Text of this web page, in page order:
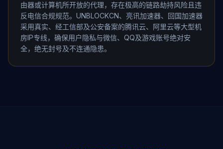
由器或计算机所开放的代理，存在极高的链路劫持风险且违
反电信合规规范。UNBLOCKCN、亮讯加速器、回国加速器
采用真实、经工信部及公安备案的腾讯云、阿里云等大型机
房IP专线，确保用户隐私与微信、QQ及游戏账号绝对安
全，绝无封号及不连通隐患。